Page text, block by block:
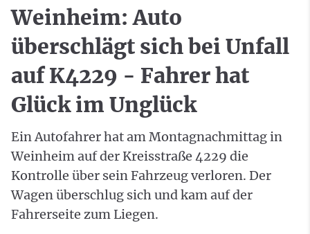
Weinheim: Auto
überschlägt sich bei Unfall
auf K4229 - Fahrer hat
Glück im Unglück
Ein Autofahrer hat am Montagnachmittag in
Weinheim auf der Kreisstraße 4229 die
Kontrolle über sein Fahrzeug verloren. Der
Wagen überschlug sich und kam auf der
Fahrerseite zum Liegen.